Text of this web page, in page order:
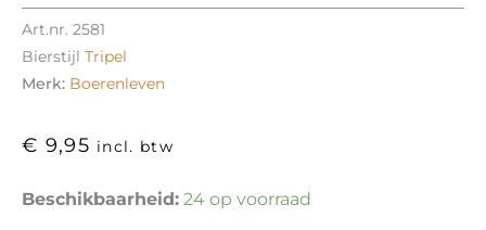
Art.nr. 2581
Bierstijl Tripel
Merk: Boerenleven
€ 9,95 incl. btw
Beschikbaarheid: 24 op voorraad
Gouden